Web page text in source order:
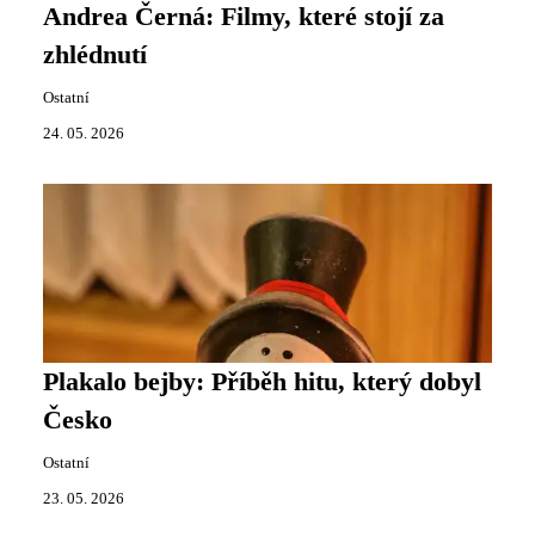
Andrea Černá: Filmy, které stojí za
zhlédnutí
Ostatní
24. 05. 2026
Plakalo bejby: Příběh hitu, který dobyl
Česko
Ostatní
23. 05. 2026